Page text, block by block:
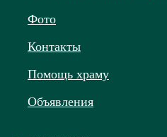
Фото
Контакты
Помощь храму
Объявления